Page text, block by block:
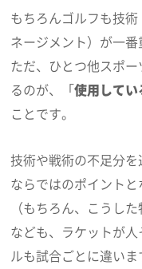
もちろんゴルフも技
ネージメント）が一番
ただ、ひとつ他スポ
るのが、「使用して
ことです。
技術や戦術の不足分
ならではのポイントと
（もちろん、こうし
なども、ラケットが
ルも試合ごとに違いま